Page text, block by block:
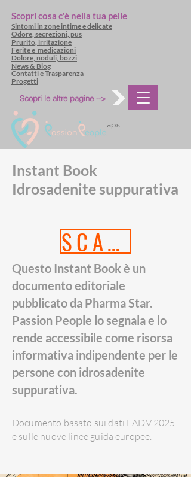
Scopri cosa c'è nella tua pelle
Sintomi in zone intime e delicate
Odore, secrezioni, pus
Prurito, irritazione
Ferite e medicazioni
Dolore, noduli, bozzi
Progetti
News & Blog
Contatti e Trasparenza
aps
Scopri le altre pagine -->
Instant Book
Idrosadenite suppurativa
SCARICA
Questo Instant Book è un
documento editoriale
pubblicato da Pharma Star.
Passion People lo segnala e lo
rende accessibile come risorsa
informativa indipendente per le
persone con idrosadenite
suppurativa.
Documento basato sui dati EADV 2025
e sulle nuove linee guida europee.